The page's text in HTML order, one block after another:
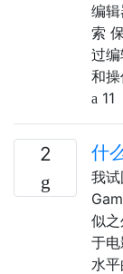
编
索
过
和
11
2 什
我
似
于
水